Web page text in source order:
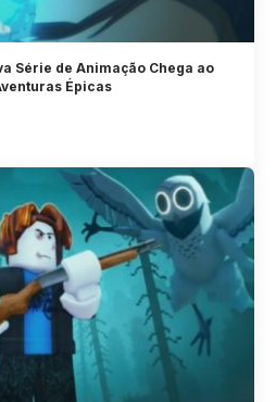
Série de Animação Chega ao
Épicas